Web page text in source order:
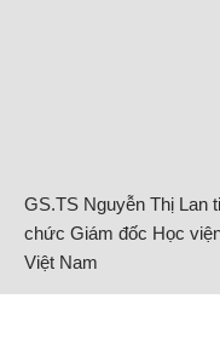
GS.TS Nguyễn Thị Lan
chức Giám đốc Học
Việt Nam